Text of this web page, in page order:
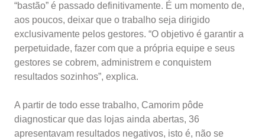
“bastão” é passado definitivamente. É um momento de,
aos poucos, deixar que o trabalho seja dirigido
exclusivamente pelos gestores. “O objetivo é garantir a
perpetuidade, fazer com que a própria equipe e seus
gestores se cobrem, administrem e conquistem
resultados sozinhos”, explica.
A partir de todo esse trabalho, Camorim pôde
diagnosticar que das lojas ainda abertas, 36
apresentavam resultados negativos, isto é, não se